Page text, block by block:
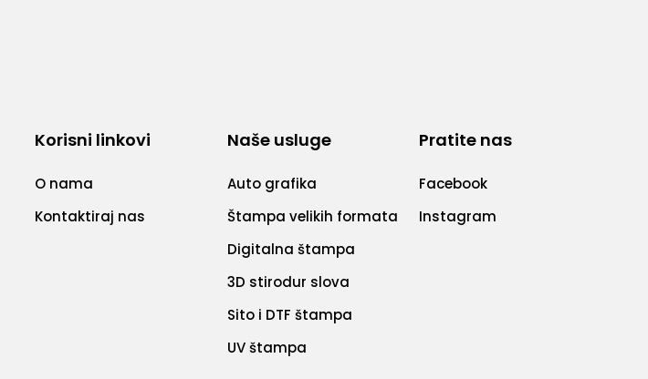
Korisni linkovi
O nama
Kontaktiraj nas
Naše usluge
Auto grafika
Štampa velikih formata
Digitalna štampa
3D stirodur slova
Sito i DTF štampa
UV štampa
Pratite nas
Facebook
Instagram